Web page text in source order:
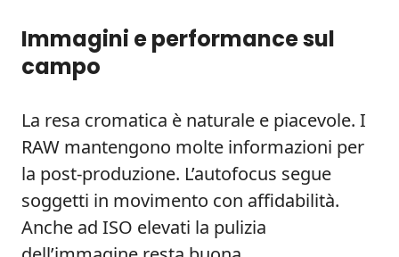
Immagini e performance sul
campo
La resa cromatica è naturale e piacevole. I
RAW mantengono molte informazioni per
la post-produzione. L’autofocus segue
soggetti in movimento con affidabilità.
Anche ad ISO elevati la pulizia